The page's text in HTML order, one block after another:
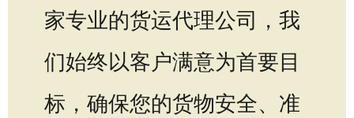
家专业的货运代理公司，我
们始终以客户满意为首要目
标，确保您的货物安全、准